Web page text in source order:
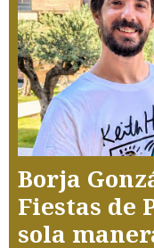
Borja
Fiestas de
sola